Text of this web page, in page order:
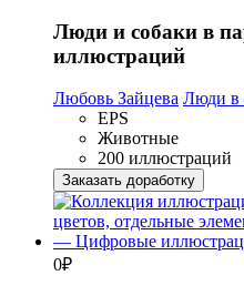
Люди и собаки в
иллюстраций
Любовь Зайцева Люди в
EPS
Животные
200 иллюстраций
Заказать доработку
0₽